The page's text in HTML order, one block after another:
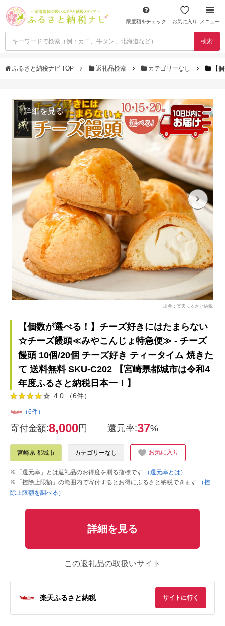
限度額をチェック お気に入り メニュー
検索
ふるさと納税ナビ TOP 返礼品検索 カテゴリーなし 【
詳細を見る
出典：楽天ふるさと納税
【個数が選べる！】チーズ好きにはたまらない
☆チーズ饅頭≪みやこんじょ特急便≫ - チーズ
饅頭 10個/20個 チーズ好き ティータイム 焼きた
て 送料無料 SKU-C202 【宮崎県都城市は令和4
年度ふるさと納税日本一！】
4.0 （6件）
（6件）
寄付金額:8,000円 還元率:37%
宮崎県 都城市 カテゴリーなし お気に入り
※「還元率」とは返礼品のお得度を測る指標です
（還元率とは）
※「控除上限額」の範囲内で寄付するとお得にふるさと納税できます
（控
除上限額を調べる）
詳細を見る
この返礼品の取扱いサイト
楽天ふるさと納税 サイトに行く